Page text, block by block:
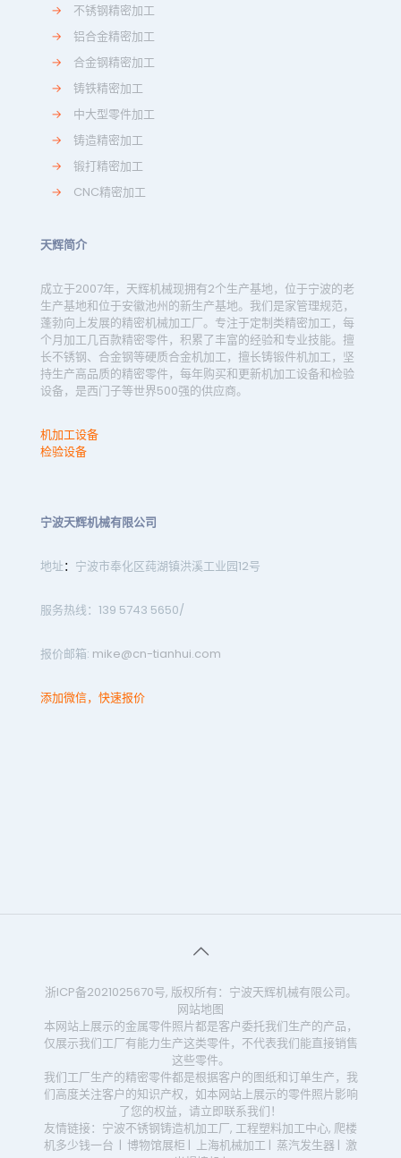
→
不锈钢精密加工
→
铝合金精密加工
→
合金钢精密加工
→
铸铁精密加工
→
中大型零件加工
→
铸造精密加工
→
锻打精密加工
→
CNC精密加工
天辉简介
成立于2007年，天辉机械现拥有2个生产基地，位于宁波的老
生产基地和位于安徽池州的新生产基地。我们是家管理规范，
蓬勃向上发展的精密机械加工厂。专注于定制类精密加工，每
个月加工几百款精密零件，积累了丰富的经验和专业技能。擅
长不锈钢、合金钢等硬质合金机加工，擅长铸锻件机加工，坚
持生产高品质的精密零件，每年购买和更新机加工设备和检验
设备，是西门子等世界500强的供应商。
机加工设备
检验设备
宁波天辉机械有限公司
地址： 宁波市奉化区莼湖镇洪溪工业园12号
服务热线：139 5743 5650/
报价邮箱: mike@cn-tianhui.com
添加微信，快速报价
浙ICP备2021025670号, 版权所有：宁波天辉机械有限公司。
网站地图
本网站上展示的金属零件照片都是客户委托我们生产的产品，
仅展示我们工厂有能力生产这类零件，不代表我们能直接销售
这些零件。
我们工厂生产的精密零件都是根据客户的图纸和订单生产，我
们高度关注客户的知识产权，如本网站上展示的零件照片影响
了您的权益，请立即联系我们！
友情链接： 宁波不锈钢铸造机加工厂, 工程塑料加工中心, 爬楼
机多少钱一台 | 博物馆展柜 | 上海机械加工 | 蒸汽发生器 | 激